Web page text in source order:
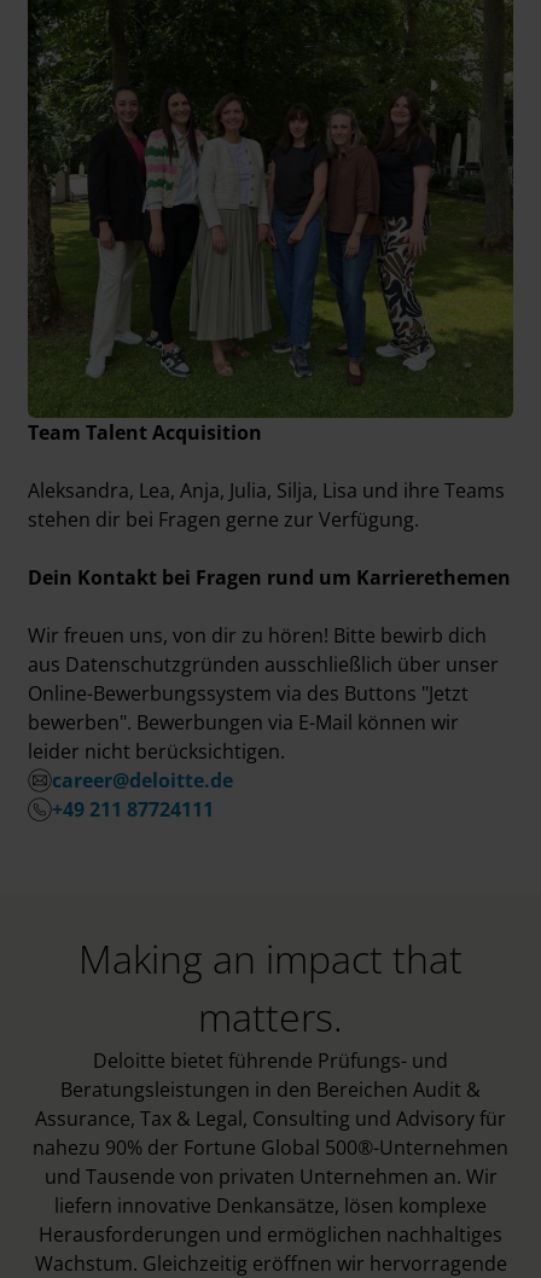
Team Talent Acquisition
Aleksandra, Lea, Anja, Julia, Silja, Lisa und ihre Teams
stehen dir bei Fragen gerne zur Verfügung.
Dein Kontakt bei Fragen rund um Karrierethemen
Wir freuen uns, von dir zu hören! Bitte bewirb dich
aus Datenschutzgründen ausschließlich über unser
Online-Bewerbungssystem via des Buttons "Jetzt
bewerben". Bewerbungen via E-Mail können wir
leider nicht berücksichtigen.
career@deloitte.de
+49 211 87724111
Making an impact that
matters.
Deloitte bietet führende Prüfungs- und
Beratungsleistungen in den Bereichen Audit &
Assurance, Tax & Legal, Consulting und Advisory für
nahezu 90% der Fortune Global 500®-Unternehmen
und Tausende von privaten Unternehmen an. Wir
liefern innovative Denkansätze, lösen komplexe
Herausforderungen und ermöglichen nachhaltiges
Wachstum. Gleichzeitig eröffnen wir hervorragende